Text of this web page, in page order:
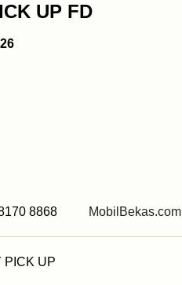
UP FD
8868 MobilBekas.com
PICK UP